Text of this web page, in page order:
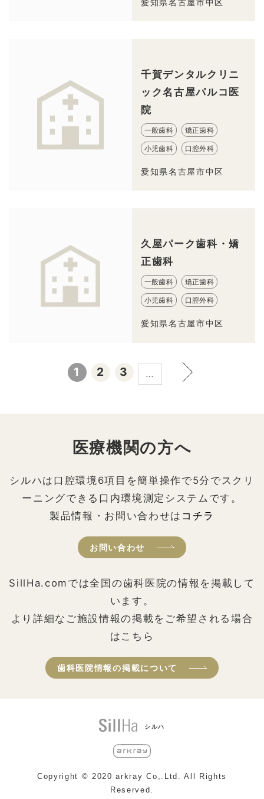
千賀デンタルクリニ
ック名古屋パルコ医
院
一般歯科 矯正歯科
小児歯科 口腔外科
愛知県名古屋市中区
久屋パーク歯科・矯
正歯科
一般歯科 矯正歯科
小児歯科 口腔外科
愛知県名古屋市中区
1 2 3 …
医療機関の方へ
シルハは口腔環境6項目を簡単操作で5分でスクリ
ーニングできる口内環境測定システムです。
製品情報・お問い合わせは コチラ
お問い合わせ
SillHa.comでは全国の歯科医院の情報を掲載して
います。
より詳細なご施設情報の掲載をご希望される場合
はこちら
歯科医院情報の掲載について
シルハ
Copyright © 2020 arkray Co,.Ltd. All Rights
Reserved.